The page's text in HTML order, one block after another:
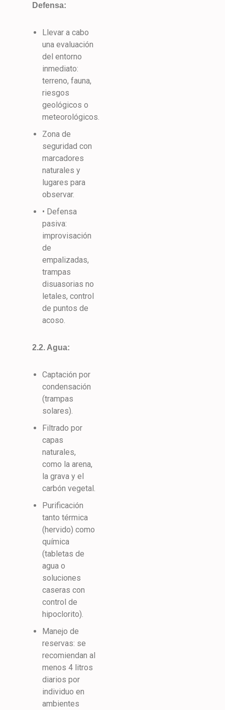
Defensa:
Llevar a cabo
una evaluación
del entorno
inmediato:
terreno, fauna,
riesgos
geológicos o
meteorológicos.
Zona de
seguridad con
marcadores
naturales y
lugares para
observar.
• Defensa
pasiva:
improvisación
de
empalizadas,
trampas
disuasorias no
letales, control
de puntos de
acoso.
2.2. Agua:
Captación por
condensación
(trampas
solares).
Filtrado por
capas
naturales,
como la arena,
la grava y el
carbón vegetal.
Purificación
tanto térmica
(hervido) como
química
(tabletas de
agua o
soluciones
caseras con
control de
hipoclorito).
Manejo de
reservas: se
recomiendan al
menos 4 litros
diarios por
individuo en
ambientes